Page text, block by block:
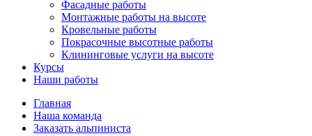
Фасадные работы
Монтажные работы на высоте
Кровельные работы
Покрасочные высотные работы
Клининговые услуги на высоте
Курсы
Наши работы
Главная
Наша команда
Заказать альпиниста